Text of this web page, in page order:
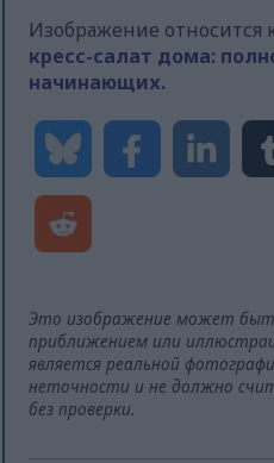
Изображение относится
кресс-салат дома:
начинающих.
Это изображение может
приближением или
является реальной
неточности и не должно
без проверки.